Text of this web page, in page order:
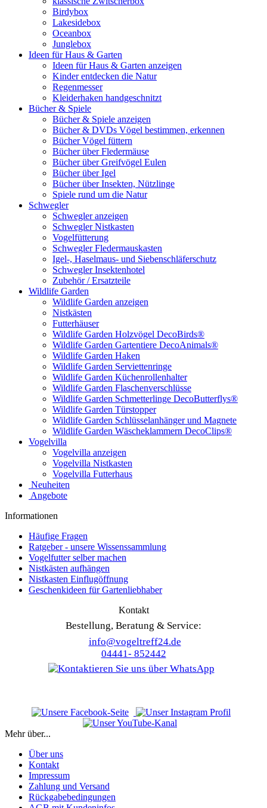
Birdybox
Lakesidebox
Oceanbox
Junglebox
Ideen für Haus & Garten
Ideen für Haus & Garten anzeigen
Kinder entdecken die Natur
Regenmesser
Kleiderhaken handgeschnitzt
Bücher & Spiele
Bücher & Spiele anzeigen
Bücher & DVDs Vögel bestimmen, erkennen
Bücher Vögel füttern
Bücher über Fledermäuse
Bücher über Greifvögel Eulen
Bücher über Igel
Bücher über Insekten, Nützlinge
Spiele rund um die Natur
Schwegler
Schwegler anzeigen
Schwegler Nistkasten
Vogelfütterung
Schwegler Fledermauskasten
Igel-, Haselmaus- und Siebenschläferschutz
Schwegler Insektenhotel
Zubehör / Ersatzteile
Wildlife Garden
Wildlife Garden anzeigen
Nistkästen
Futterhäuser
Wildlife Garden Holzvögel DecoBirds®
Wildlife Garden Gartentiere DecoAnimals®
Wildlife Garden Haken
Wildlife Garden Serviettenringe
Wildlife Garden Küchenrollenhalter
Wildlife Garden Flaschenverschlüsse
Wildlife Garden Schmetterlinge DecoButterflys®
Wildlife Garden Türstopper
Wildlife Garden Schlüsselanhänger und Magnete
Wildlife Garden Wäscheklammern DecoClips®
Vogelvilla
Vogelvilla anzeigen
Vogelvilla Nistkasten
Vogelvilla Futterhaus
Neuheiten
Angebote
Informationen
Häufige Fragen
Ratgeber - unsere Wissenssammlung
Vogelfutter selber machen
Nistkästen aufhängen
Nistkasten Einflugöffnung
Geschenkideen für Gartenliebhaber
Kontakt
Bestellung, Beratung & Service:
info@vogeltreff24.de
04441- 852442
Mehr über...
Über uns
Kontakt
Impressum
Zahlung und Versand
Rückgabebedingungen